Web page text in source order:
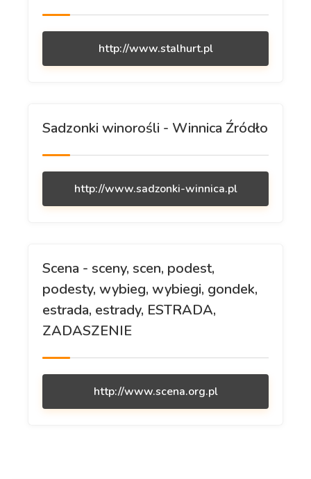
http://www.stalhurt.pl
Sadzonki winorośli - Winnica Źródło
http://www.sadzonki-winnica.pl
Scena - sceny, scen, podest,
podesty, wybieg, wybiegi, gondek,
estrada, estrady, ESTRADA,
ZADASZENIE
http://www.scena.org.pl